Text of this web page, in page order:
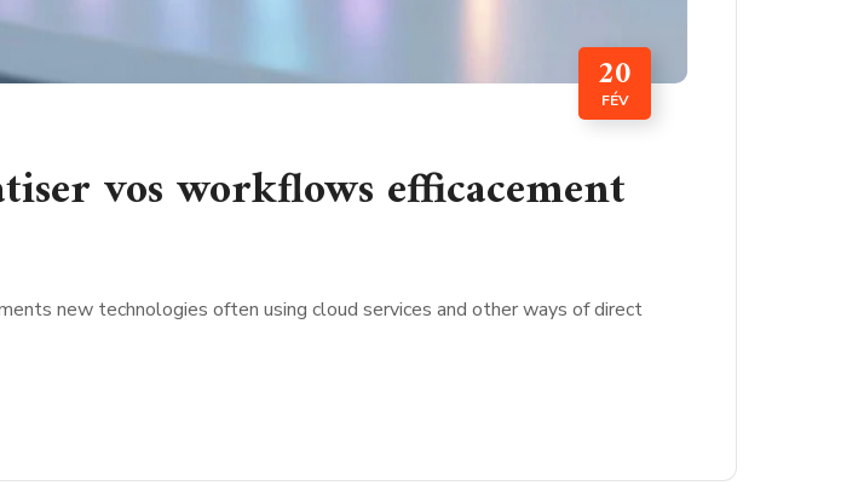
20
FÉV
vos workflows efficacement
new technologies often using cloud services and other ways of direct